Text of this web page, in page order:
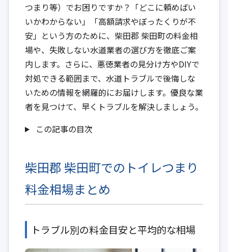
つまり等）でお困りですか？「どこに頼めばい
いかわからない」「高額請求やぼったくりが不
安」という方のために、柴田郡 柴田町の料金相
場や、失敗しない水道業者の選び方を徹底ご案
内します。さらに、悪徳業者の見分け方やDIYで
対処できる範囲まで、水道トラブルで後悔しな
いための情報を網羅的にお届けします。優良な業
者を見つけて、早くトラブルを解決しましょう。
この記事の目次
柴田郡 柴田町でのトイレつまり
料金相場まとめ
トラブル別の料金目安と平均的な相場